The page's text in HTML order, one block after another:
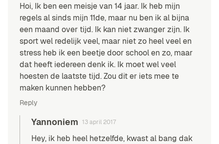
Hoi, Ik ben een meisje van 14 jaar. Ik heb mijn
regels al sinds mijn 11de, maar nu ben ik al bijna
een maand over tijd. Ik kan niet zwanger zijn. Ik
sport wel redelijk veel, maar niet zo heel veel en
stress heb ik een beetje door school en zo, maar
dat heeft iedereen denk ik. Ik moet wel veel
hoesten de laatste tijd. Zou dit er iets mee te
maken kunnen hebben?
Reply
Yannoniem 13 april 2017
Hey, ik heb heel hetzelfde, kwast al bang dak